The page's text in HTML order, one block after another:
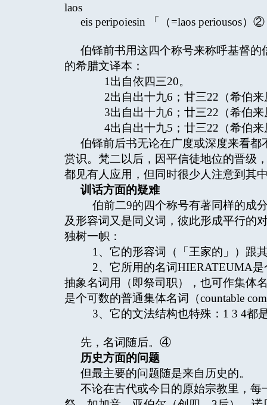
laos
eis peripoiesin 「（=laos periousos）②
伯铎前书用这四个称号来称呼基督
的希腊文译本：
1出自依四三20。
2出自出十九6；甘三22（希伯来
3出自出十九6；廿三22（希伯来
4出自出十九5；廿三22（希伯来
伯铎前后书无论在广度或深度来看
赏识。梵二以后，因平信徒地位的晋级
都见有人应用，但同时很少人注意到其
训话方面的疑难
伯前二9的四个称号有著同样的成
及形容词又是同义词，彼此形成平行的
独树一帜：
1、它的形容词（「王家的」）跟
2、它所用的名词HIERATEUMA是
抽象名词用（即祭司职），也可作集体
是个可数的普通集体名词（countable
3、它的文法结构也特殊：1 3 4都
先，名词随后。④
历史方面的问题
但最主要的问题随是来自历史的。
不论在古代或今日的原始宗教里，